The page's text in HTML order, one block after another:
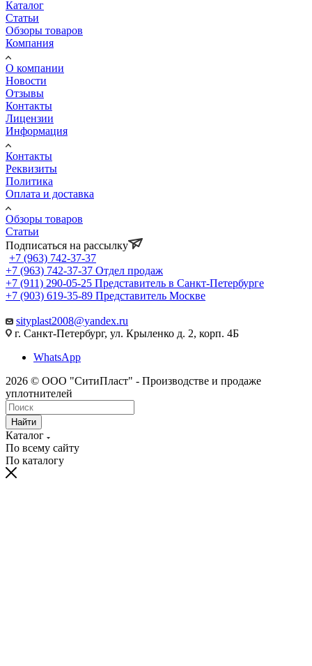
Каталог
Статьи
Обзоры товаров
Компания
О компании
Новости
Отзывы
Контакты
Лицензии
Информация
Контакты
Реквизиты
Политика
Оплата и доставка
Обзоры товаров
Статьи
Подписаться на рассылку
+7 (963) 742-37-37
+7 (963) 742-37-37 Отдел продаж
+7 (911) 290-05-25 Представитель в Санкт-Петербурге
+7 (903) 619-35-89 Представитель Москве
sityplast2008@yandex.ru
г. Санкт-Петербург, ул. Крыленко д. 2, корп. 4Б
WhatsApp
2026 © ООО "СитиПласт" - Производстве и продаже
уплотнителей
Найти
Каталог
По всему сайту
По каталогу